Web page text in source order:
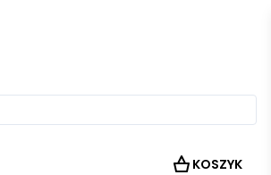
KOSZYK